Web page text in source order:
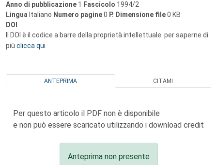
Anno di pubblicazione 1 Fascicolo 1994/2
Lingua Italiano Numero pagine0 P. Dimensione file0 KB
DOI
Il DOI è il codice a barre della proprietà intellettuale: per saperne di
più clicca qui
ANTEPRIMA CITAMI
Per questo articolo il PDF non è disponibile
e non può essere scaricato utilizzando i download credit
Anteprima non presente